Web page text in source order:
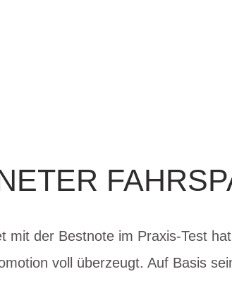
mit der Bestnote im Praxis-Test
voll überzeugt. Auf Basis